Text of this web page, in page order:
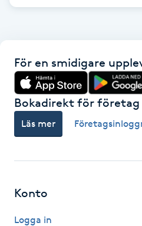
Klippning ungdom
Kroppsinpackning
För en smidigare
Bokadirekt för företag
Läs mer
Konto
Logga in